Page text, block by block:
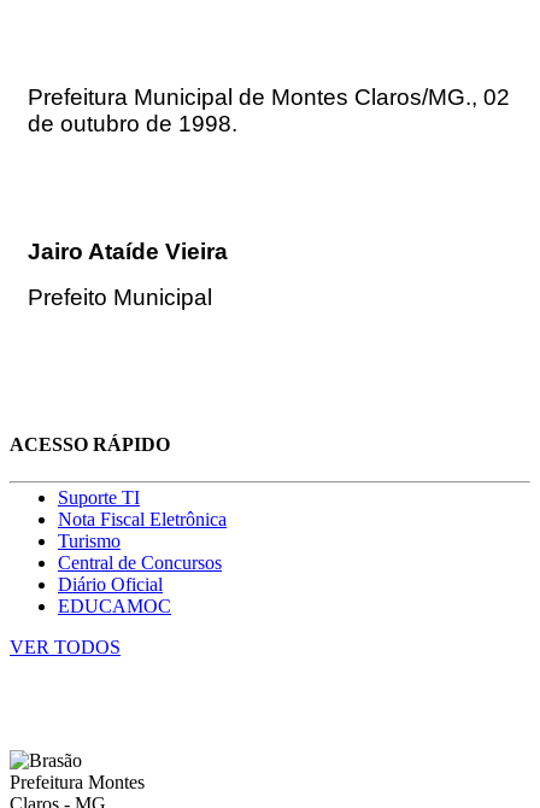
Prefeitura Municipal de Montes Claros/MG., 02
de outubro de 1998.
Jairo Ataíde Vieira
Prefeito Municipal
ACESSO RÁPIDO
Suporte TI
Nota Fiscal Eletrônica
Turismo
Central de Concursos
Diário Oficial
EDUCAMOC
VER TODOS